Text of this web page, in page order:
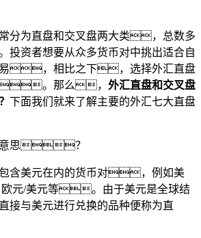
分为直盘和交叉盘两大类，总数多
资者想要从众多货币对中挑出适合自
易，相比之下，选择外汇直盘
。那么， 外汇直盘和交叉盘
下面我们就来了解主要的外汇七大直盘
意思？
含美元在内的货币对，例如美
/美元等。由于美元是全球结
与美元进行兑换的品种便称为直